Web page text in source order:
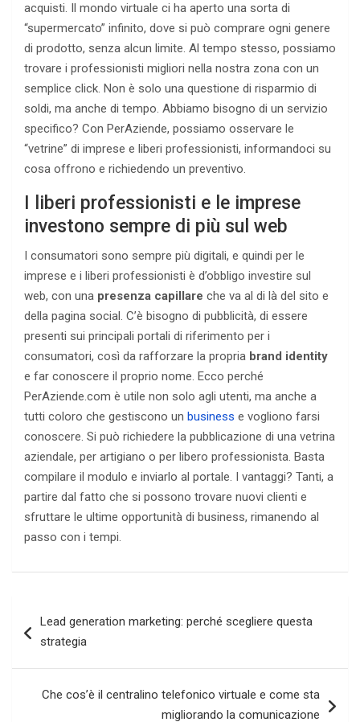
acquisti. Il mondo virtuale ci ha aperto una sorta di
“supermercato” infinito, dove si può comprare ogni genere
di prodotto, senza alcun limite. Al tempo stesso, possiamo
trovare i professionisti migliori nella nostra zona con un
semplice click. Non è solo una questione di risparmio di
soldi, ma anche di tempo. Abbiamo bisogno di un servizio
specifico? Con PerAziende, possiamo osservare le
“vetrine” di imprese e liberi professionisti, informandoci su
cosa offrono e richiedendo un preventivo.
I liberi professionisti e le imprese
investono sempre di più sul web
I consumatori sono sempre più digitali, e quindi per le
imprese e i liberi professionisti è d’obbligo investire sul
web, con una presenza capillare che va al di là del sito e
della pagina social. C’è bisogno di pubblicità, di essere
presenti sui principali portali di riferimento per i
consumatori, così da rafforzare la propria brand identity
e far conoscere il proprio nome. Ecco perché
PerAziende.com è utile non solo agli utenti, ma anche a
tutti coloro che gestiscono un business e vogliono farsi
conoscere. Si può richiedere la pubblicazione di una vetrina
aziendale, per artigiano o per libero professionista. Basta
compilare il modulo e inviarlo al portale. I vantaggi? Tanti, a
partire dal fatto che si possono trovare nuovi clienti e
sfruttare le ultime opportunità di business, rimanendo al
passo con i tempi.
articoli
Lead generation marketing: perché scegliere questa
strategia
Che cos’è il centralino telefonico virtuale e come sta
migliorando la comunicazione